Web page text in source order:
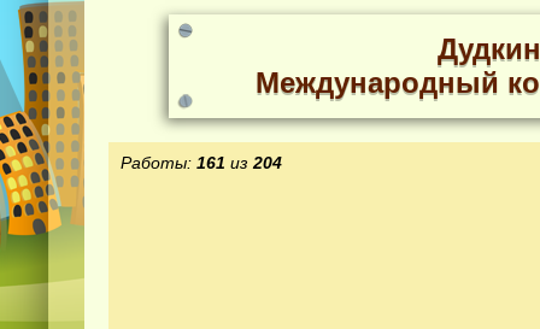
Международный
Работы: 161 из 204